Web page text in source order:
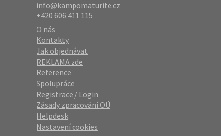
info@kampomaturite.cz
+420 606 411 115
O nás
Kontakty
Jak objednávat
REKLAMA zde
Reference
Spolupráce
Registrace / Login
Zásady zpracování OÚ
Helpdesk
Nastavení cookies